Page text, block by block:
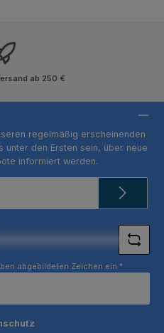
ab 250 €
regelmäßig erscheinenden
unter den Ersten sein, über neue
informiert werden.
abgebildeten Zeichen ein *